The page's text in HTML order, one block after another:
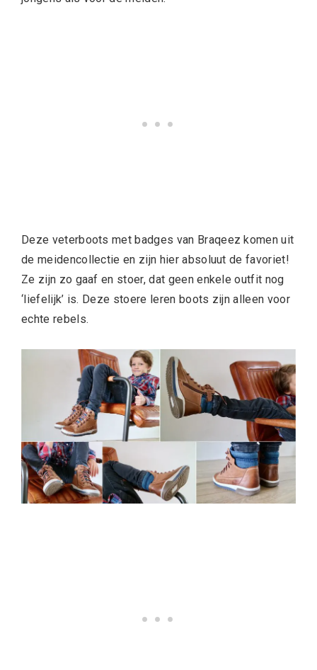
Deze veterboots met badges van Braqeez komen uit
de meidencollectie en zijn hier absoluut de favoriet!
Ze zijn zo gaaf en stoer, dat geen enkele outfit nog
‘liefelijk’ is. Deze stoere leren boots zijn alleen voor
echte rebels.